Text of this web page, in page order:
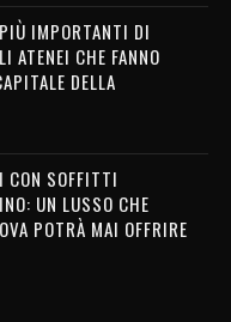
IMPORTANTI DI
ATENEI CHE FANNO
DELLA
CON SOFFITTI
UN LUSSO CHE
POTRÀ MAI OFFRIRE